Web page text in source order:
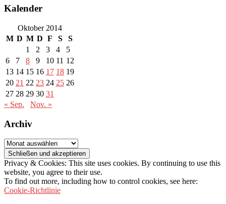
Kalender
Oktober 2014
M D M D F S
S
1
2 3 4
5
6
7 8 9 10 11 12
13 14 15 16 17 18 19
20 21 22 23 24 25 26
27 28 29 30 31
« Sep.
Nov. »
Archiv
Archiv
Privacy & Cookies: This site uses cookies. By continuing to use this
website, you agree to their use.
To find out more, including how to control cookies, see here:
Cookie-Richtlinie